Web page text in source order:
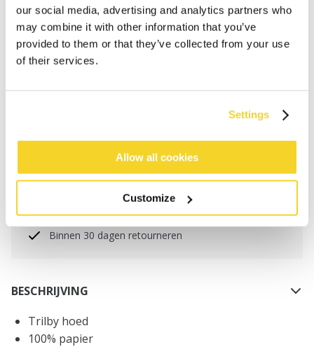
our social media, advertising and analytics partners who
may combine it with other information that you’ve
provided to them or that they’ve collected from your use
of their services.
Settings
Allow all cookies
Customize
Bestellingen die op werkdagen vóór 12:00 uur
worden geplaatst, worden dezelfde dag verzonden
Gratis verzending voor orders boven € 50,- binnen
NL
Binnen 30 dagen retourneren
BESCHRIJVING
Trilby hoed
100% papier